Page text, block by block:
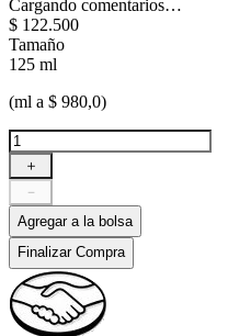
Cargando comentarios…
$ 122.500
Tamaño
125 ml
(ml a $ 980,0)
＋
－
Agregar a la bolsa
Finalizar Compra